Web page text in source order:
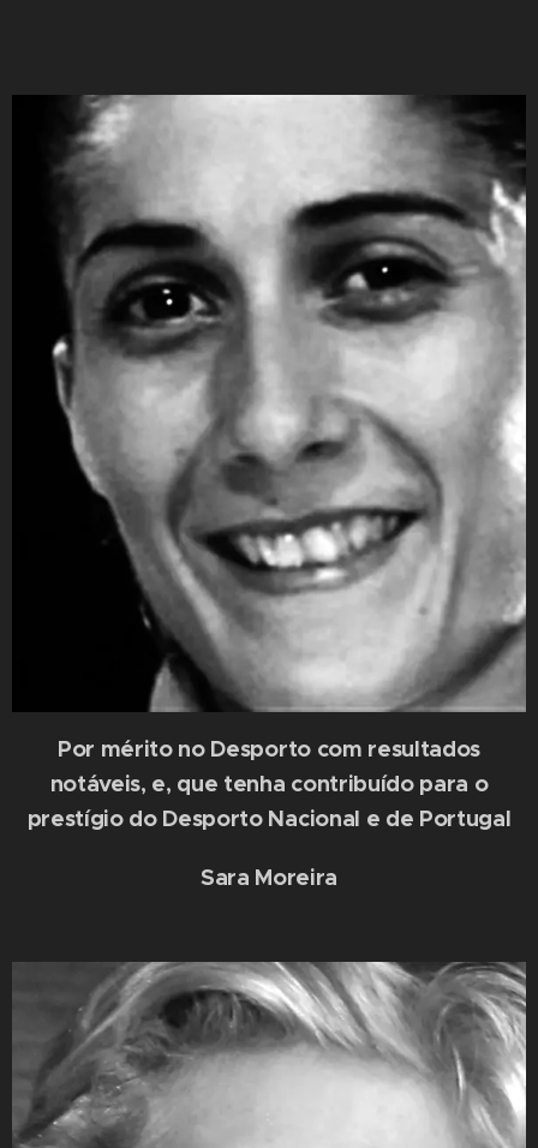
Por mérito no Desporto com resultados
notáveis, e, que tenha contribuído para o
prestígio do Desporto Nacional e de Portugal
Sara Moreira